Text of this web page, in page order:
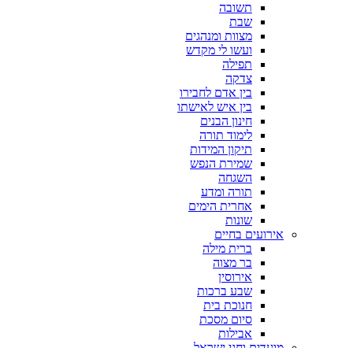
תשובה
שבת
מצוות ומנהגים
ועשו לי מקדש
תפילה
צדקה
בין אדם לחבירו
בין איש לאישתו
חינון הבנים
לימוד תורה
תיקון המידות
שמירת הנפש
השגחה
תורה ומדע
אחרית הימים
שונות
אירועים בחיים
ברית מילה
בר מצוה
אירוסין
שבע ברכות
חנוכת בית
סיום מסכת
אבילות